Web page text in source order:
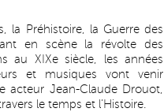
la Préhistoire, la Guerre des
en scène la révolte des
au XIXe siècle, les années
et musiques vont venir
acteur Jean-Claude Drouot,
le temps et l’Histoire.